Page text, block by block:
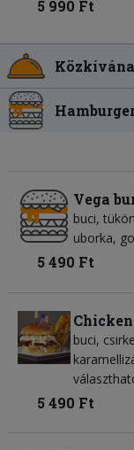
5 990 Ft
Vega
buci,
uborka,
5 490 Ft
buci,
5 490 Ft